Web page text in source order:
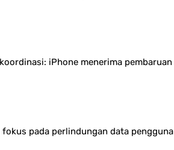
iPhone menerima pembaruan
pada perlindungan data pengguna